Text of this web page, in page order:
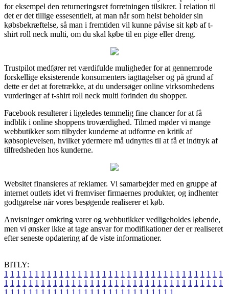
for eksempel den returneringsret forretningen tilsikrer. I relation til
det er det tillige essesentielt, at man når som helst beholder sin
købsbekræftelse, så man i fremtiden vil kunne påvise sit køb af t-
shirt roll neck multi, om du skal købe til en pige eller dreng.
Trustpilot medfører ret værdifulde muligheder for at gennemrode
forskellige eksisterende konsumenters iagttagelser og på grund af
dette er det at foretrække, at du undersøger online virksomhedens
vurderinger af t-shirt roll neck multi forinden du shopper.
Facebook resulterer i ligeledes temmelig fine chancer for at få
indblik i online shoppens troværdighed. Tilmed møder vi mange
webbutikker som tilbyder kunderne at udforme en kritik af
købsoplevelsen, hvilket ydermere må udnyttes til at få et indtryk af
tilfredsheden hos kunderne.
Websitet finansieres af reklamer. Vi samarbejder med en gruppe af
internet outlets idet vi fremviser firmaernes produkter, og indhenter
godtgørelse når vores besøgende realiserer et køb.
Anvisninger omkring varer og webbutikker vedligeholdes løbende,
men vi ønsker ikke at tage ansvar for modifikationer der er realiseret
efter seneste opdatering af de viste informationer.
BITLY:
1 1 1 1 1 1 1 1 1 1 1 1 1 1 1 1 1 1 1 1 1 1 1 1 1 1 1 1 1 1 1 1 1 1 1 1
1 1 1 1 1 1 1 1 1 1 1 1 1 1 1 1 1 1 1 1 1 1 1 1 1 1 1 1 1 1 1 1 1 1 1 1
1 1 1 1 1 1 1 1 1 1 1 1 1 1 1 1 1 1 1 1 1 1 1 1 1 1 1 1